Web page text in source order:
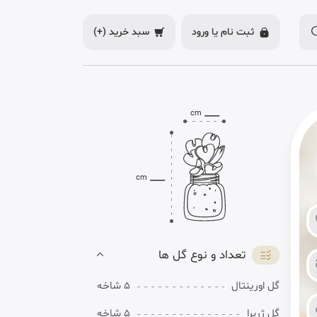
ثبت نام یا ورود سبد خرید (+)
___
cm
___
cm
تعداد و نوع گل ها
گل اورینتال
5 شاخه
گل ژربرا
5 شاخه